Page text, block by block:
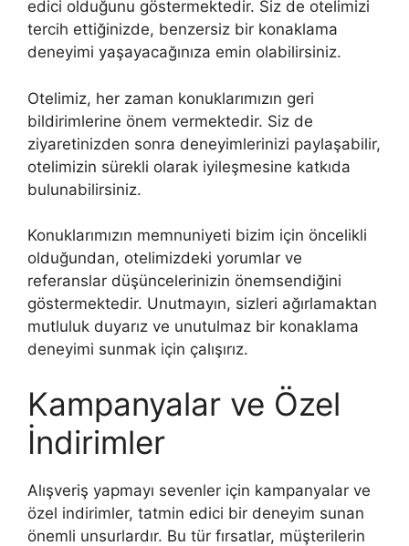
edici olduğunu göstermektedir. Siz de otelimizi
tercih ettiğinizde, benzersiz bir konaklama
deneyimi yaşayacağınıza emin olabilirsiniz.
Otelimiz, her zaman konuklarımızın geri
bildirimlerine önem vermektedir. Siz de
ziyaretinizden sonra deneyimlerinizi paylaşabilir,
otelimizin sürekli olarak iyileşmesine katkıda
bulunabilirsiniz.
Konuklarımızın memnuniyeti bizim için öncelikli
olduğundan, otelimizdeki yorumlar ve
referanslar düşüncelerinizin önemsendiğini
göstermektedir. Unutmayın, sizleri ağırlamaktan
mutluluk duyarız ve unutulmaz bir konaklama
deneyimi sunmak için çalışırız.
Kampanyalar ve Özel
İndirimler
Alışveriş yapmayı sevenler için kampanyalar ve
özel indirimler, tatmin edici bir deneyim sunan
önemli unsurlardır. Bu tür fırsatlar, müşterilerin